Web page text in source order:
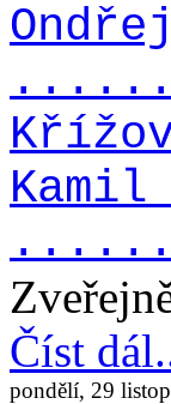
Kamil
Číst
pondělí, 29